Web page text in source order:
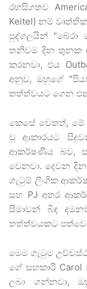
රහසිගතව
Keitel) නම්
පුද්ගලයින් "බේරා
තනිවම දින තුනක
කරනවා, එය
අනුව, ඔහුගේ
තත්ත්වයට ගෙන
කෙසේ වෙතත්, මේ
වූ ආකාරයට
ආකර්ෂණීය බව,
වෙනවා. දෙවන
ගැටුම් ලිංගික
සහ PJ අතර
සීමාවන් බිඳ
තත්ත්වයකට
මෙම ගැටුම
ගේ සහකාරි
ලබා ගන්නවා,